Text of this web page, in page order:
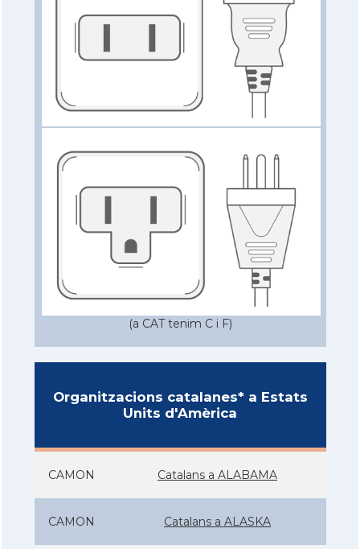
(a CAT tenim C i F)
Organitzacions catalanes* a Estats
Units d'Amèrica
CAMON Catalans a ALABAMA
CAMON Catalans a ALASKA